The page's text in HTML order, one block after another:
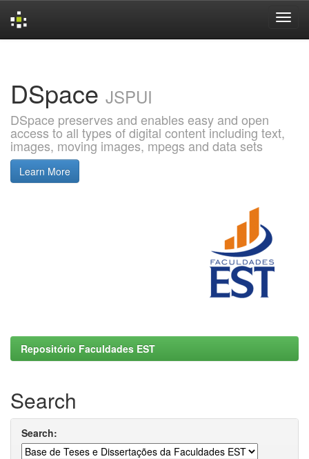
DSpace JSPUI
DSpace preserves and enables easy and open
access to all types of digital content including text,
images, moving images, mpegs and data sets
Learn More
Repositório Faculdades EST
Search
Search: